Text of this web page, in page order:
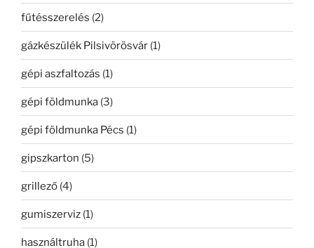
fűtésszerelés (2)
gázkészülék Pilsivörösvár (1)
gépi aszfaltozás (1)
gépi földmunka (3)
gépi földmunka Pécs (1)
gipszkarton (5)
grillező (4)
gumiszerviz (1)
használtruha (1)